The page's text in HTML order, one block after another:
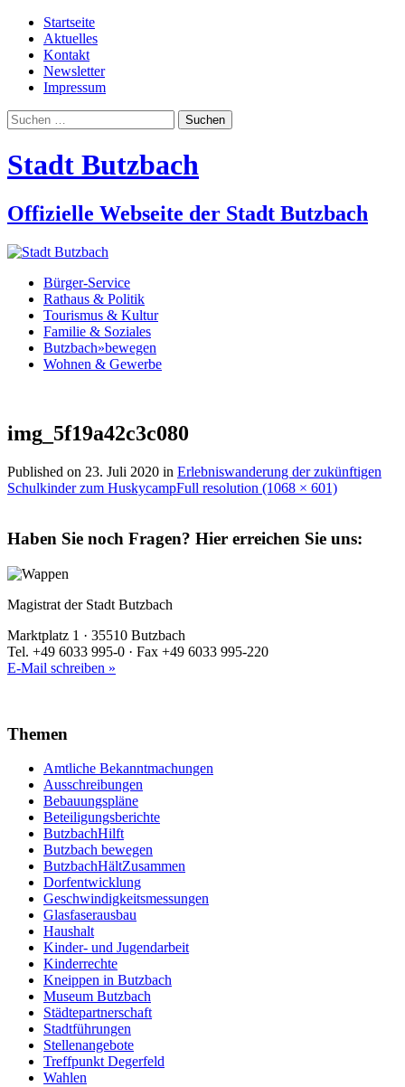
Startseite
Aktuelles
Kontakt
Newsletter
Impressum
Suchen
nach:
Stadt Butzbach
Offizielle Webseite der Stadt Butzbach
Bürger-Service
Rathaus & Politik
Tourismus & Kultur
Familie & Soziales
Butzbach»bewegen
Wohnen & Gewerbe
img_5f19a42c3c080
Published on 23. Juli 2020 in Erlebniswanderung der zukünftigen
Schulkinder zum HuskycampFull resolution (1068 × 601)
Haben Sie noch Fragen? Hier erreichen Sie uns:
Magistrat der Stadt Butzbach
Marktplatz 1 · 35510 Butzbach
Tel. +49 6033 995-0 · Fax +49 6033 995-220
E-Mail schreiben »
Themen
Amtliche Bekanntmachungen
Ausschreibungen
Bebauungspläne
Beteiligungsberichte
ButzbachHilft
Butzbach bewegen
ButzbachHältZusammen
Dorfentwicklung
Geschwindigkeitsmessungen
Glasfaserausbau
Haushalt
Kinder- und Jugendarbeit
Kinderrechte
Kneippen in Butzbach
Museum Butzbach
Städtepartnerschaft
Stadtführungen
Stellenangebote
Treffpunkt Degerfeld
Wahlen